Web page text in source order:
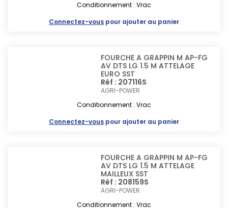
Conditionnement : Vrac
Connectez-vous pour ajouter au panier
FOURCHE A GRAPPIN M AP-FG
AV DTS LG 1.5 M ATTELAGE
EURO SST
Réf : 207116S
AGRI-POWER
Conditionnement : Vrac
Connectez-vous pour ajouter au panier
FOURCHE A GRAPPIN M AP-FG
AV DTS LG 1.5 M ATTELAGE
MAILLEUX SST
Réf : 208159S
AGRI-POWER
Conditionnement : Vrac